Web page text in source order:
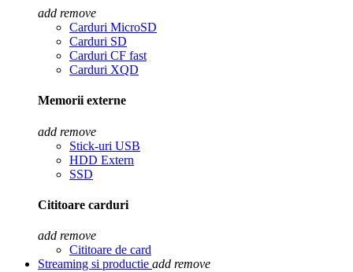
add remove
Carduri MicroSD
Carduri SD
Carduri CF fast
Carduri XQD
Memorii externe
add remove
Stick-uri USB
HDD Extern
SSD
Cititoare carduri
add remove
Cititoare de card
Streaming si productie add remove